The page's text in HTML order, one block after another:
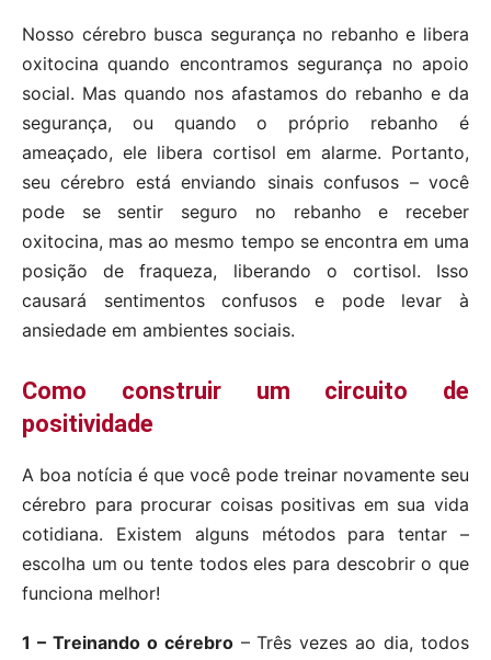
Nosso cérebro busca segurança no rebanho e libera
oxitocina quando encontramos segurança no apoio
social. Mas quando nos afastamos do rebanho e da
segurança, ou quando o próprio rebanho é
ameaçado, ele libera cortisol em alarme. Portanto,
seu cérebro está enviando sinais confusos – você
pode se sentir seguro no rebanho e receber
oxitocina, mas ao mesmo tempo se encontra em uma
posição de fraqueza, liberando o cortisol. Isso
causará sentimentos confusos e pode levar à
ansiedade em ambientes sociais.
Como construir um circuito de
positividade
A boa notícia é que você pode treinar novamente seu
cérebro para procurar coisas positivas em sua vida
cotidiana. Existem alguns métodos para tentar –
escolha um ou tente todos eles para descobrir o que
funciona melhor!
1 – Treinando o cérebro– Três vezes ao dia, todos